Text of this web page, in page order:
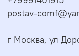
postav-
г Москва, ул